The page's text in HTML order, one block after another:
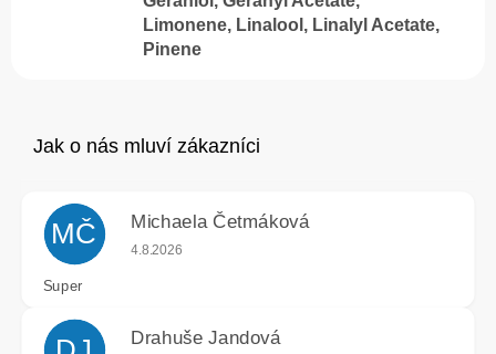
Limonene, Linalool, Linalyl Acetate,
Pinene
MČ Michaela Četmáková
Hodnocení obchodu je 5 z 5 hvězdiček.
4.8.2026
Super
Drahuše Jandová